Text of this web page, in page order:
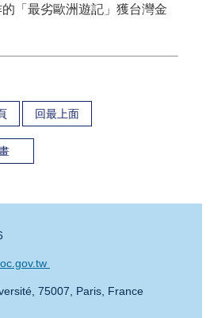
「最劣歐洲遊記」獲台灣金
回最上面
75007, Paris, France